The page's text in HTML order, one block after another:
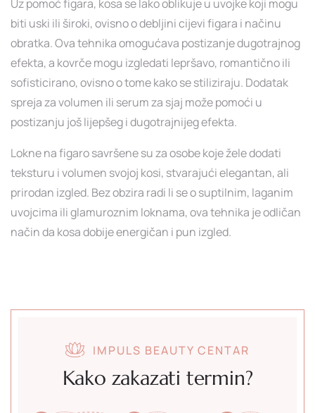
Uz pomoć figara, kosa se lako oblikuje u uvojke koji mogu
biti uski ili široki, ovisno o debljini cijevi figara i načinu
obratka. Ova tehnika omogućava postizanje dugotrajnog
efekta, a kovrče mogu izgledati lepršavo, romantično ili
sofisticirano, ovisno o tome kako se stiliziraju. Dodatak
spreja za volumen ili serum za sjaj može pomoći u
postizanju još lijepšeg i dugotrajnijeg efekta.
Lokne na figaro savršene su za osobe koje žele dodati
teksturu i volumen svojoj kosi, stvarajući elegantan, ali
prirodan izgled. Bez obzira radi li se o suptilnim, laganim
uvojcima ili glamuroznim loknama, ova tehnika je odličan
način da kosa dobije energičan i pun izgled.
IMPULS BEAUTY CENTAR
Kako zakazati termin?